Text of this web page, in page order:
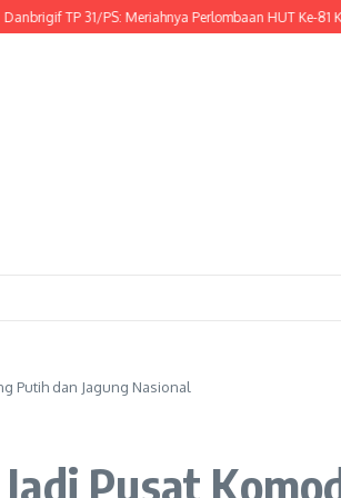
TP 31/PS: Meriahnya Perlombaan HUT Ke-81
Putih dan Jagung Nasional
Pusat